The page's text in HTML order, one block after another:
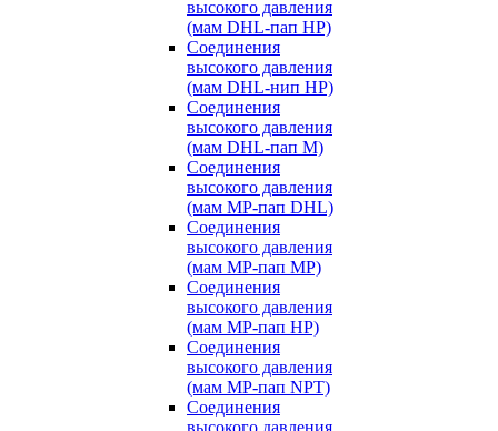
высокого давления
(мам DHL-пап HP)
Соединения
высокого давления
(мам DHL-нип HP)
Соединения
высокого давления
(мам DHL-пап M)
Соединения
высокого давления
(мам MP-пап DHL)
Соединения
высокого давления
(мам MP-пап MP)
Соединения
высокого давления
(мам MP-пап HP)
Соединения
высокого давления
(мам MP-пап NPT)
Соединения
высокого давления